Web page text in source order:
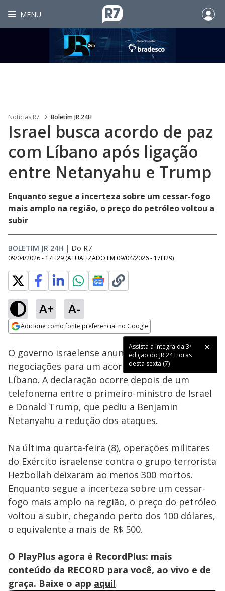
MENU
Noticias R7 Boletim JR 24H
Israel busca acordo de paz
com Líbano após ligação
entre Netanyahu e Trump
Enquanto segue a incerteza sobre um cessar-fogo
mais amplo na região, o preço do petróleo voltou a
subir
BOLETIM JR 24H | Do R7
09/04/2026 - 17H29 (ATUALIZADO EM 09/04/2026 - 17H29)
A+ A-
Adicione como fonte preferencial no Google
Ativar
100.00%
O governo israelense anunciou que vai buscar
negociações para um acordo de paz com o
Líbano. A declaração ocorre depois de um
telefonema entre o primeiro-ministro de Israel
e Donald Trump, que pediu a Benjamin
Netanyahu a redução dos ataques.
Na última quarta-feira (8), operações militares
do Exército israelense contra o grupo terrorista
Hezbollah deixaram ao menos 300 mortos.
Enquanto segue a incerteza sobre um cessar-
fogo mais amplo na região, o preço do petróleo
voltou a subir, chegando perto dos 100 dólares,
o equivalente a mais de R$ 500.
O PlayPlus agora é RecordPlus: mais
conteúdo da RECORD para você, ao vivo e de
graça. Baixe o app aqui!